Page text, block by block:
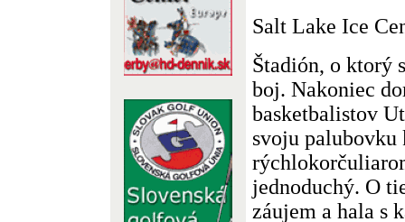
Salt Lake Ice
Štadión, o ktorý
boj. Nakoniec
basketbalistov
svoju palubovku
jednoduchý. O
záujem a hala s